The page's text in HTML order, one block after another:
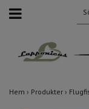
Hem › Produkter ›